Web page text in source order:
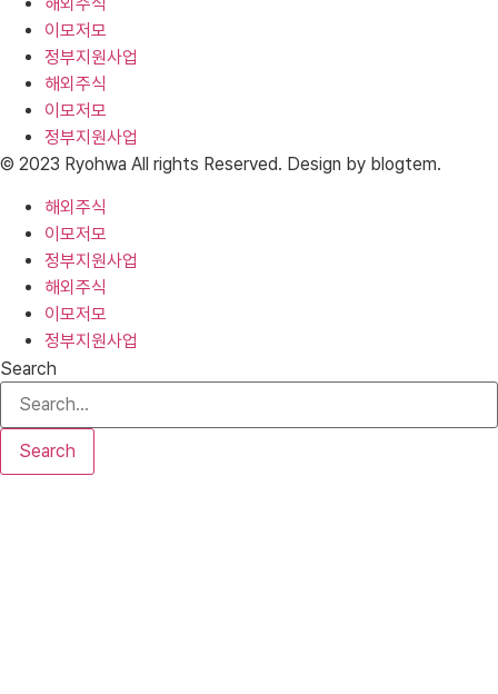
해외주식
이모저모
정부지원사업
해외주식
이모저모
정부지원사업
© 2023 Ryohwa All rights Reserved. Design by blogtem.
해외주식
이모저모
정부지원사업
해외주식
이모저모
정부지원사업
Search
Search